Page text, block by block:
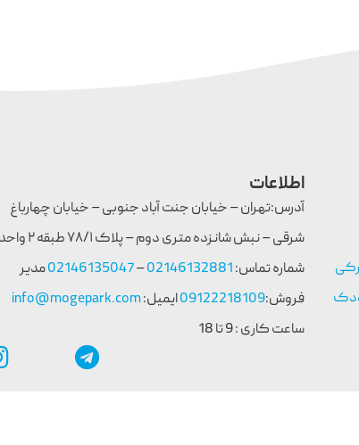
اطلاعات
آدرس:تهران – خیابان جنت آباد جنوبی – خیابان چهارباغ
شماره تماس:02146132881
–
02146135047مدیر
فروش:09122218109ایمیل:info@mogepark.com
ساعت کاری : 9 تا 18